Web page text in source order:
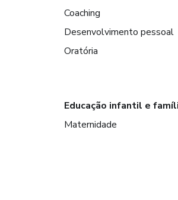
Coaching
Desenvolvimento pessoal
Oratória
Educação infantil e
Maternidade